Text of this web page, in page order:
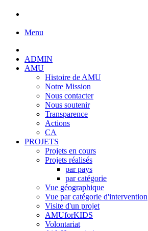
Menu
ADMIN
AMU
Histoire de AMU
Notre Mission
Nous contacter
Nous soutenir
Transparence
Actions
CA
PROJETS
Projets en cours
Projets réalisés
par pays
par catégorie
Vue géographique
Vue par catégorie d'intervention
Visite d'un projet
AMUforKIDS
Volontariat